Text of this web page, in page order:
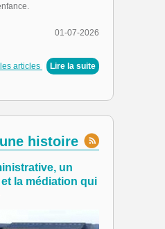
01-07-2026
articles Lire la suite
histoire
un
la médiation qui